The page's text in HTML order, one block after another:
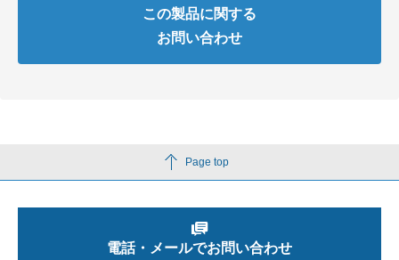
この製品に関する
お問い合わせ
Page top
電話・メールでお問い合わせ